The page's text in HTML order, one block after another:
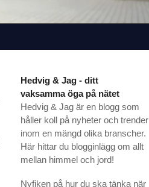
Hedvig & Jag - ditt
vaksamma öga på nätet
Hedvig & Jag är en blogg som
håller koll på nyheter och trender
inom en mängd olika branscher.
Här hittar du blogginlägg om allt
mellan himmel och jord!
Nyfiken på hur du ska tänka när